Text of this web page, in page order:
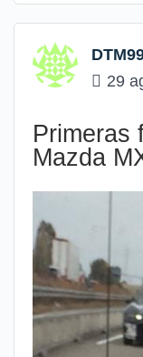
29
Primeras
Mazda